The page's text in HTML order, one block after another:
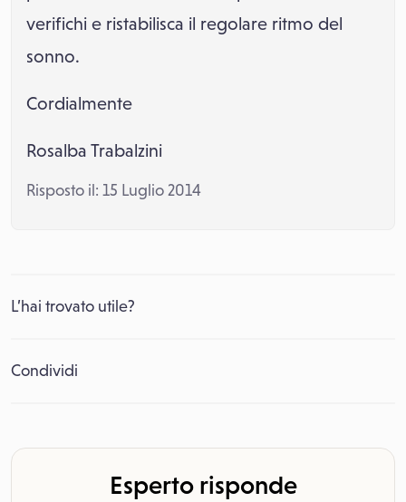
verifichi e ristabilisca il regolare ritmo del
sonno.
Cordialmente
Rosalba Trabalzini
Risposto il: 15 Luglio 2014
L’hai trovato utile?
Condividi
Esperto risponde